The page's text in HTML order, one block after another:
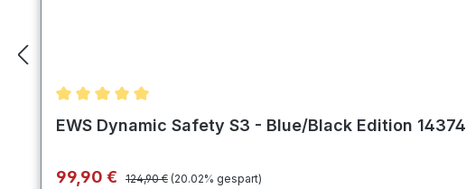
Durchschnittliche Bewertung von 5 von 5 Sternen
EWS Dynamic Safety S3 - Blue/Black Edition 14374
Verkaufspreis:
99,90 € Regulärer Preis:
124,90 € (20.02% gespart)